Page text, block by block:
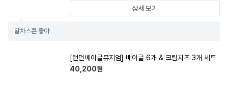
상세보기
말차스콘 좋아
[런던베이글뮤지엄] 베이글 6개 & 크림치즈 3개 세트
40,200원